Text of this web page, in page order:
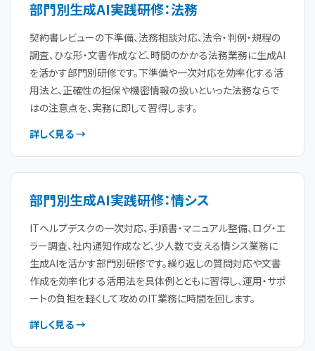
部門別生成AI実践研修：法務
契約書レビューの下準備、法務相談対応、法令・判例・規程の
調査、ひな形・文書作成など、時間のかかる法務業務に生成AI
を活かす部門別研修です。下準備や一次対応を効率化する活
用法と、正確性の担保や機密情報の扱いといった法務ならで
はの注意点を、実務に即して習得します。
詳しく見る →
部門別生成AI実践研修：情シス
ITヘルプデスクの一次対応、手順書・マニュアル整備、ログ・エ
ラー調査、社内通知作成など、少人数で支える情シス業務に
生成AIを活かす部門別研修です。繰り返しの質問対応や文書
作成を効率化する活用法を具体例とともに習得し、運用・サポ
ートの負担を軽くして攻めのIT業務に時間を回します。
詳しく見る →